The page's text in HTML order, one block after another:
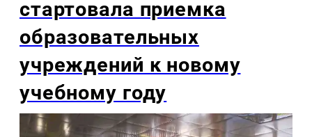
стартовала приемка
образовательных
учреждений к новому
учебному году